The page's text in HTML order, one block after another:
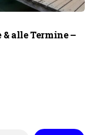
& alle Termine –